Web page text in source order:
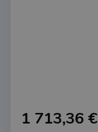
1 713,36 €